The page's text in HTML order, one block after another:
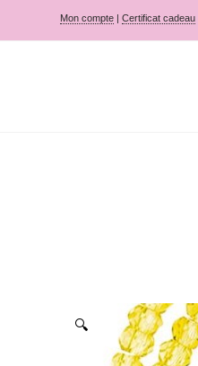
Mon compte |Certificat cadeau
🔍